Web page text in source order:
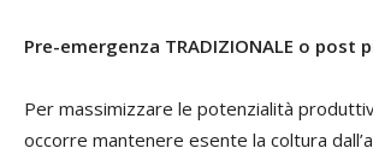
Pre-emergenza TRADIZIONALE o post
Per massimizzare le potenzialità
occorre mantenere esente la coltura